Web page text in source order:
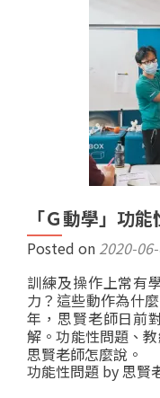
「Ｇ動學」功
Posted on 2020-
訓練及操作上常有
力？這些動作為什
年，思賢老師日前
解。功能性問題、
思賢老師怎麼說。
功能性問題 by 思賢